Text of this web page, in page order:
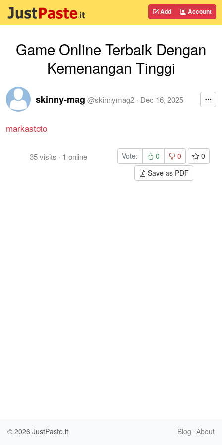
Add Account
Game Online Terbaik Dengan
Kemenangan Tinggi
skinny-mag @skinnymag2 · Dec 16, 2025
markastoto
35visits · 1 online Vote: 0 0
0
Save as PDF
© 2026 JustPaste.it Blog About